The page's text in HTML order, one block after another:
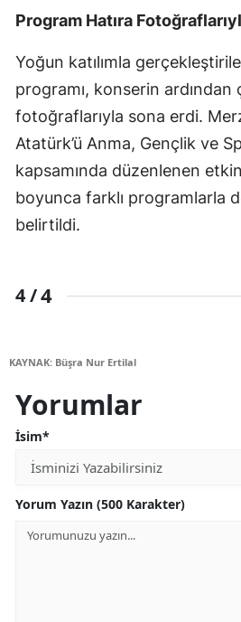
Program Hatıra
Yoğun katılımla
programı, konserin ardından
fotoğraflarıyla sona erdi.
Atatürk’ü Anma, Gençlik ve
kapsamında düzenlenen
boyunca farklı programlarla
belirtildi.
4 /4
KAYNAK: Büşra Nur Ertilal
Yorumlar
İsim*
Yorum Yazın (500 Karakter)